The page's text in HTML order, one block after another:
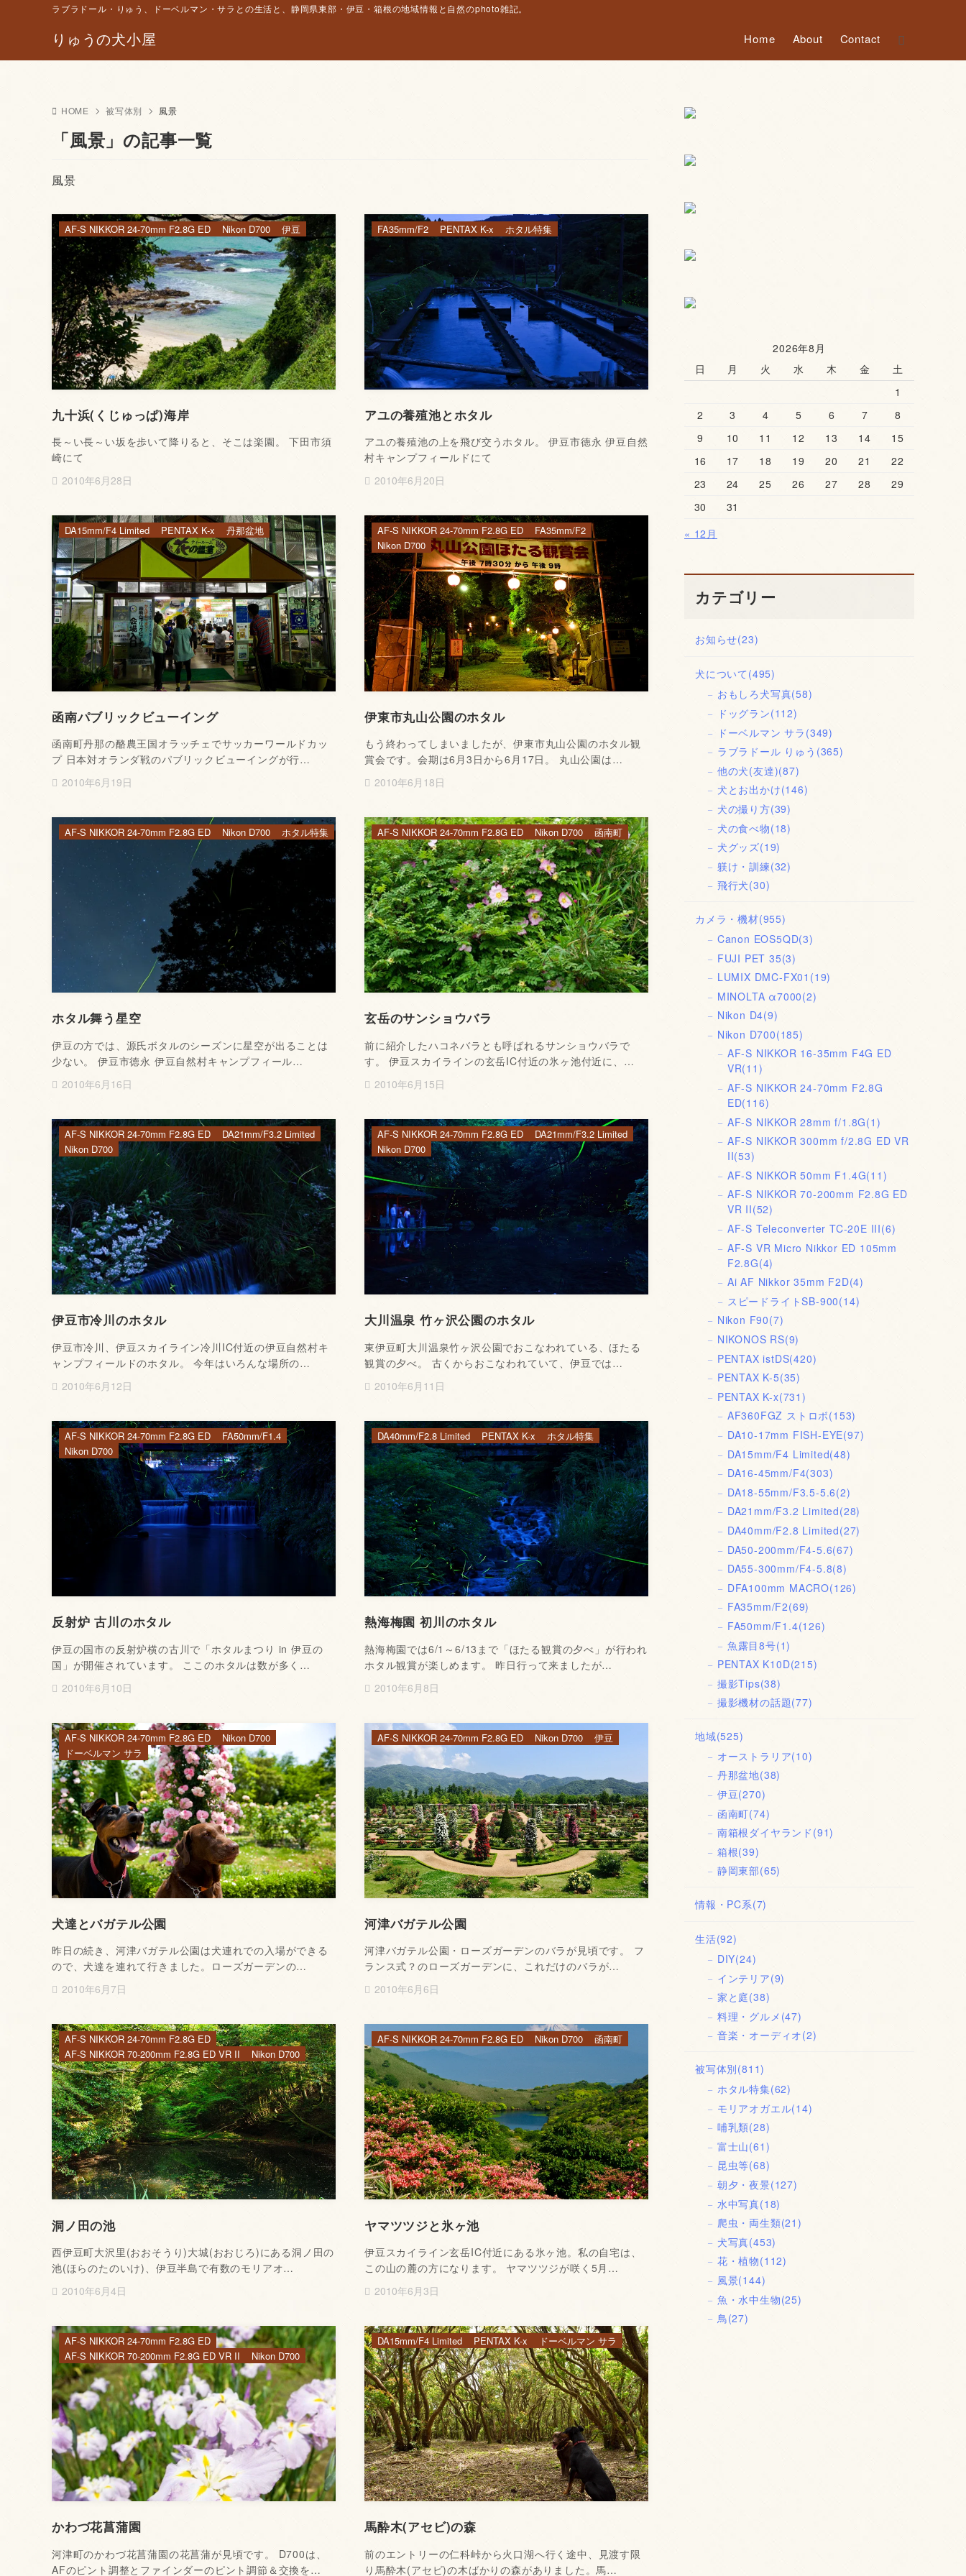
りゅうの犬小屋
ラブラドール・りゅう、ドーベルマン・サラとの生活と、静岡県東部・伊豆・箱根の地域情報と自然のphoto雑記。
Home About Contact
HOME 被写体別 風景
「風景」の記事一覧
風景
九十浜(くじゅっぱ)海岸
長～い長～い坂を歩いて降りると、そこは楽園。 下田市須
崎にて
2010年6月28日
AF-S NIKKOR 24-70mm F2.8G ED Nikon D700 伊豆
アユの養殖池とホタル
アユの養殖池の上を飛び交うホタル。 伊豆市徳永 伊豆自然
村キャンプフィールドにて
2010年6月20日
FA35mm/F2 PENTAX K-x ホタル特集
函南パブリックビューイング
函南町丹那の酪農王国オラッチェでサッカーワールドカッ
プ 日本対オランダ戦のパブリックビューイングが行…
2010年6月19日
DA15mm/F4 Limited PENTAX K-x 丹那盆地
伊東市丸山公園のホタル
もう終わってしまいましたが、伊東市丸山公園のホタル観
賞会です。会期は6月3日から6月17日。 丸山公園は…
2010年6月18日
AF-S NIKKOR 24-70mm F2.8G ED
FA35mm/F2
Nikon D700
ホタル舞う星空
伊豆の方では、源氏ボタルのシーズンに星空が出ることは
少ない。 伊豆市徳永 伊豆自然村キャンプフィール…
2010年6月16日
AF-S NIKKOR 24-70mm F2.8G ED Nikon D700 ホタル特集
玄岳のサンショウバラ
前に紹介したハコネバラとも呼ばれるサンショウバラで
す。 伊豆スカイラインの玄岳IC付近の氷ヶ池付近に、…
2010年6月15日
AF-S NIKKOR 24-70mm F2.8G ED Nikon D700 函南町
伊豆市冷川のホタル
伊豆市冷川、伊豆スカイライン冷川IC付近の伊豆自然村キ
ャンプフィールドのホタル。 今年はいろんな場所の…
2010年6月12日
AF-S NIKKOR 24-70mm F2.8G ED
DA21mm/F3.2 Limited
Nikon D700
大川温泉 竹ヶ沢公園のホタル
東伊豆町大川温泉竹ヶ沢公園でおこなわれている、ほたる
観賞の夕べ。 古くからおこなわれていて、伊豆では…
2010年6月11日
AF-S NIKKOR 24-70mm F2.8G ED
DA21mm/F3.2 Limited
Nikon D700
反射炉 古川のホタル
伊豆の国市の反射炉横の古川で「ホタルまつり in 伊豆の
国」が開催されています。 ここのホタルは数が多く…
2010年6月10日
AF-S NIKKOR 24-70mm F2.8G ED
FA50mm/F1.4
Nikon D700
熱海梅園 初川のホタル
熱海梅園では6/1～6/13まで「ほたる観賞の夕べ」が行われ
ホタル観賞が楽しめます。 昨日行って来ましたが…
2010年6月8日
DA40mm/F2.8 Limited PENTAX K-x ホタル特集
犬達とバガテル公園
昨日の続き、河津バガテル公園は犬連れでの入場ができる
ので、犬達を連れて行きました。ローズガーデンの…
2010年6月7日
AF-S NIKKOR 24-70mm F2.8G ED
Nikon D700
ドーベルマン サラ
河津バガテル公園
河津バガテル公園・ローズガーデンのバラが見頃です。 フ
ランス式？のローズガーデンに、これだけのバラが…
2010年6月6日
AF-S NIKKOR 24-70mm F2.8G ED Nikon D700 伊豆
洞ノ田の池
西伊豆町大沢里(おおそうり)大城(おおじろ)にある洞ノ田の
池(ほらのたのいけ)、伊豆半島で有数のモリアオ…
2010年6月4日
AF-S NIKKOR 24-70mm F2.8G ED
AF-S NIKKOR 70-200mm F2.8G ED VR II
Nikon D700
ヤマツツジと氷ヶ池
伊豆スカイライン玄岳IC付近にある氷ヶ池。私の自宅は、
この山の麓の方になります。 ヤマツツジが咲く5月…
2010年6月3日
AF-S NIKKOR 24-70mm F2.8G ED Nikon D700 函南町
かわづ花菖蒲園
河津町のかわづ花菖蒲園の花菖蒲が見頃です。 D700は、
AFのピント調整とファインダーのピント調節＆交換を…
AF-S NIKKOR 24-70mm F2.8G ED
AF-S NIKKOR 70-200mm F2.8G ED VR II
Nikon D700
馬酔木(アセビ)の森
前のエントリーの仁科峠から火口湖へ行く途中、見渡す限
り馬酔木(アセビ)の木ばかりの森がありました。馬…
DA15mm/F4 Limited PENTAX K-x ドーベルマン サラ
2026年8月
日
月 火 水 木 金
土
1
2
3 4 5 6 7
8
9
10 11 12 13 14
15
16
17 18 19 20 21
22
23
24 25 26 27 28
29
30
31
« 12月
カテゴリー
お知らせ(23)
犬について (495)
おもしろ犬写真(58)
ドッグラン(112)
ドーベルマン サラ (349)
ラブラドール りゅう (365)
他の犬(友達)(87)
犬とお出かけ(146)
犬の撮り方(39)
犬の食べ物(18)
犬グッズ(19)
躾け・訓練(32)
飛行犬(30)
カメラ・機材(955)
Canon EOS5QD(3)
FUJI PET 35(3)
LUMIX DMC-FX01 (19)
MINOLTA α7000(2)
Nikon D4(9)
Nikon D700(185)
AF-S NIKKOR 16-35mm F4G ED
VR(11)
AF-S NIKKOR 24-70mm F2.8G
ED(116)
AF-S NIKKOR 28mm f/1.8G(1)
AF-S NIKKOR 300mm f/2.8G ED VR
II(53)
AF-S NIKKOR 50mm F1.4G(11)
AF-S NIKKOR 70-200mm F2.8G ED
VR II(52)
AF-S Teleconverter TC-20E III(6)
AF-S VR Micro Nikkor ED 105mm
F2.8G(4)
Ai AF Nikkor 35mm F2D(4)
スピードライトSB-900(14)
Nikon F90(7)
NIKONOS RS(9)
PENTAX istDS(420)
PENTAX K-5(35)
PENTAX K-x(731)
AF360FGZ ストロボ(153)
DA10-17mm FISH-EYE(97)
DA15mm/F4 Limited(48)
DA16-45mm/F4(303)
DA18-55mm/F3.5-5.6(2)
DA21mm/F3.2 Limited(28)
DA40mm/F2.8 Limited(27)
DA50-200mm/F4-5.6(67)
DA55-300mm/F4-5.8(8)
DFA100mm MACRO(126)
FA35mm/F2(69)
FA50mm/F1.4(126)
魚露目8号(1)
PENTAX K10D(215)
撮影Tips(38)
撮影機材の話題(77)
地域(525)
オーストラリア(10)
丹那盆地(38)
伊豆(270)
函南町(74)
南箱根ダイヤランド (91)
箱根(39)
静岡東部(65)
情報・PC系(7)
生活(92)
DIY(24)
インテリア(9)
家と庭(38)
料理・グルメ (47)
音楽・オーディオ(2)
被写体別(811)
ホタル特集(62)
モリアオガエル(14)
哺乳類(28)
富士山(61)
昆虫等(68)
朝夕・夜景(127)
水中写真(18)
爬虫・両生類(21)
犬写真(453)
花・植物(112)
風景(144)
魚・水中生物(25)
鳥(27)